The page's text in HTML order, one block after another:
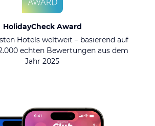
HolidayCheck Award
Hotels weltweit – basierend auf
echten Bewertungen aus dem
Jahr 2025